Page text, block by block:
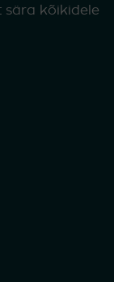
kõikidele